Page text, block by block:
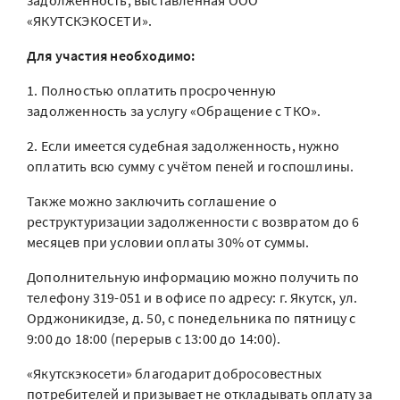
«ЯКУТСКЭКОСЕТИ».
Для участия необходимо:
1. Полностью оплатить просроченную
задолженность за услугу «Обращение с ТКО».
2. Если имеется судебная задолженность, нужно
оплатить всю сумму с учётом пеней и госпошлины.
Также можно заключить соглашение о
реструктуризации задолженности с возвратом до 6
месяцев при условии оплаты 30% от суммы.
Дополнительную информацию можно получить по
телефону 319-051 и в офисе по адресу: г. Якутск, ул.
Орджоникидзе, д. 50, с понедельника по пятницу с
9:00 до 18:00 (перерыв с 13:00 до 14:00).
«Якутскэкосети» благодарит добросовестных
потребителей и призывает не откладывать оплату за